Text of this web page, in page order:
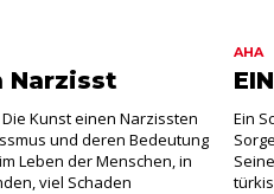
Narzisst
Kunst einen Narzissten
und deren Bedeutung
Leben der Menschen, in
viel Schaden
AHA
Ein